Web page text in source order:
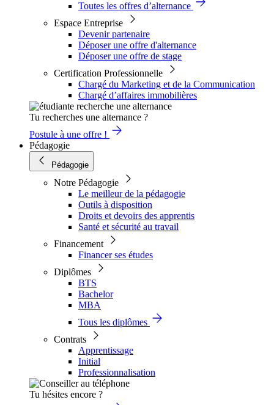
Toutes les offres d’alternance
Espace Entreprise
Devenir partenaire
Déposer une offre d'alternance
Déposer une offre de stage
Certification Professionnelle
Chargé du Marketing et de la Communication
Chargé d’affaires immobilières
Tu recherches une alternance ?
Postule à une offre !
Pédagogie
Pédagogie
Notre Pédagogie
Le meilleur de la pédagogie
Outils à disposition
Droits et devoirs des apprentis
Santé et sécurité au travail
Financement
Financer ses études
Diplômes
BTS
Bachelor
MBA
Tous les diplômes
Contrats
Apprentissage
Initial
Professionnalisation
Tu hésites encore ?